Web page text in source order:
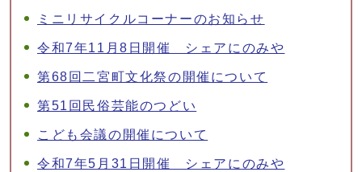
ミニリサイクルコーナーのお知らせ
令和7年11月8日開催 シェアにのみや
第68回二宮町文化祭の開催について
第51回民俗芸能のつどい
こども会議の開催について
令和7年5月31日開催 シェアにのみや